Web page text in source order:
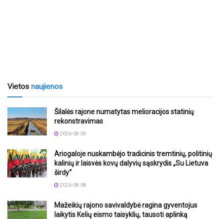
Vietos naujienos
Šilalės rajone numatytas melioracijos statinių
rekonstravimas
2026-08-09
Ariogaloje nuskambėjo tradicinis tremtinių, politinių
kalinių ir laisvės kovų dalyvių sąskrydis „Su Lietuva
širdy“
2026-08-08
Mažeikių rajono savivaldybė ragina gyventojus
laikytis Kelių eismo taisyklių, tausoti aplinką